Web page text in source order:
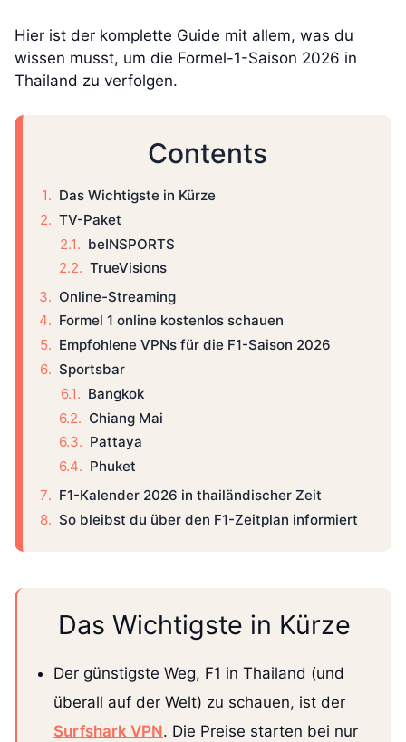
Hier ist der komplette Guide mit allem, was du
wissen musst, um die Formel-1-Saison 2026 in
Thailand zu verfolgen.
Contents
Das Wichtigste in Kürze
TV-Paket
beINSPORTS
TrueVisions
Online-Streaming
Formel 1 online kostenlos schauen
Empfohlene VPNs für die F1-Saison 2026
Sportsbar
Bangkok
Chiang Mai
Pattaya
Phuket
F1-Kalender 2026 in thailändischer Zeit
So bleibst du über den F1-Zeitplan informiert
Das Wichtigste in Kürze
Der günstigste Weg, F1 in Thailand (und
überall auf der Welt) zu schauen, ist der
Surfshark VPN. Die Preise starten bei nur